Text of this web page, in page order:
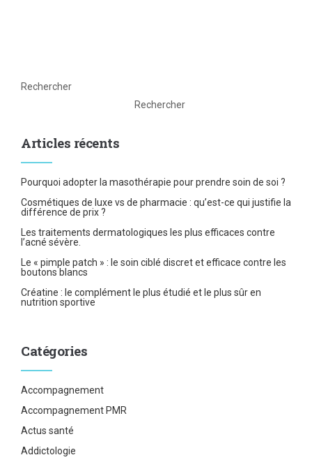
Rechercher
Rechercher
Articles récents
Pourquoi adopter la masothérapie pour prendre soin de soi ?
Cosmétiques de luxe vs de pharmacie : qu’est-ce qui justifie la
différence de prix ?
Les traitements dermatologiques les plus efficaces contre
l’acné sévère.
Le « pimple patch » : le soin ciblé discret et efficace contre les
boutons blancs
Créatine : le complément le plus étudié et le plus sûr en
nutrition sportive
Catégories
Accompagnement
Accompagnement PMR
Actus santé
Addictologie